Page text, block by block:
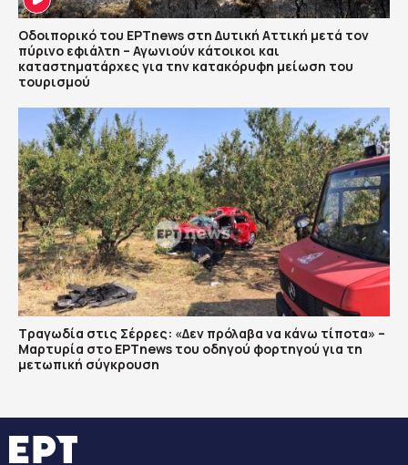
Οδοιπορικό του ΕΡΤnews στη Δυτική Αττική μετά τον
πύρινο εφιάλτη – Αγωνιούν κάτοικοι και
καταστηματάρχες για την κατακόρυφη μείωση του
τουρισμού
Τραγωδία στις Σέρρες: «Δεν πρόλαβα να κάνω τίποτα» –
Μαρτυρία στο ΕΡΤnews του οδηγού φορτηγού για τη
μετωπική σύγκρουση